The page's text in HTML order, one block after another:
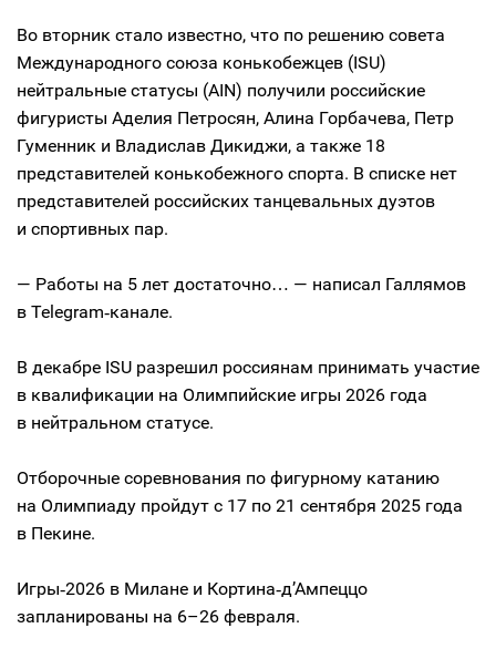
Во вторник стало известно, что по решению совета
Международного союза конькобежцев (ISU)
нейтральные статусы (AIN) получили российские
фигуристы Аделия Петросян, Алина Горбачева, Петр
Гуменник и Владислав Дикиджи, а также 18
представителей конькобежного спорта. В списке нет
представителей российских танцевальных дуэтов
и спортивных пар.
— Работы на 5 лет достаточно… — написал Галлямов
в Telegram‑канале.
В декабре ISU разрешил россиянам принимать участие
в квалификации на Олимпийские игры 2026 года
в нейтральном статусе.
Отборочные соревнования по фигурному катанию
на Олимпиаду пройдут с 17 по 21 сентября 2025 года
в Пекине.
Игры‑2026 в Милане и Кортина‑д’Ампеццо
запланированы на 6–26 февраля.